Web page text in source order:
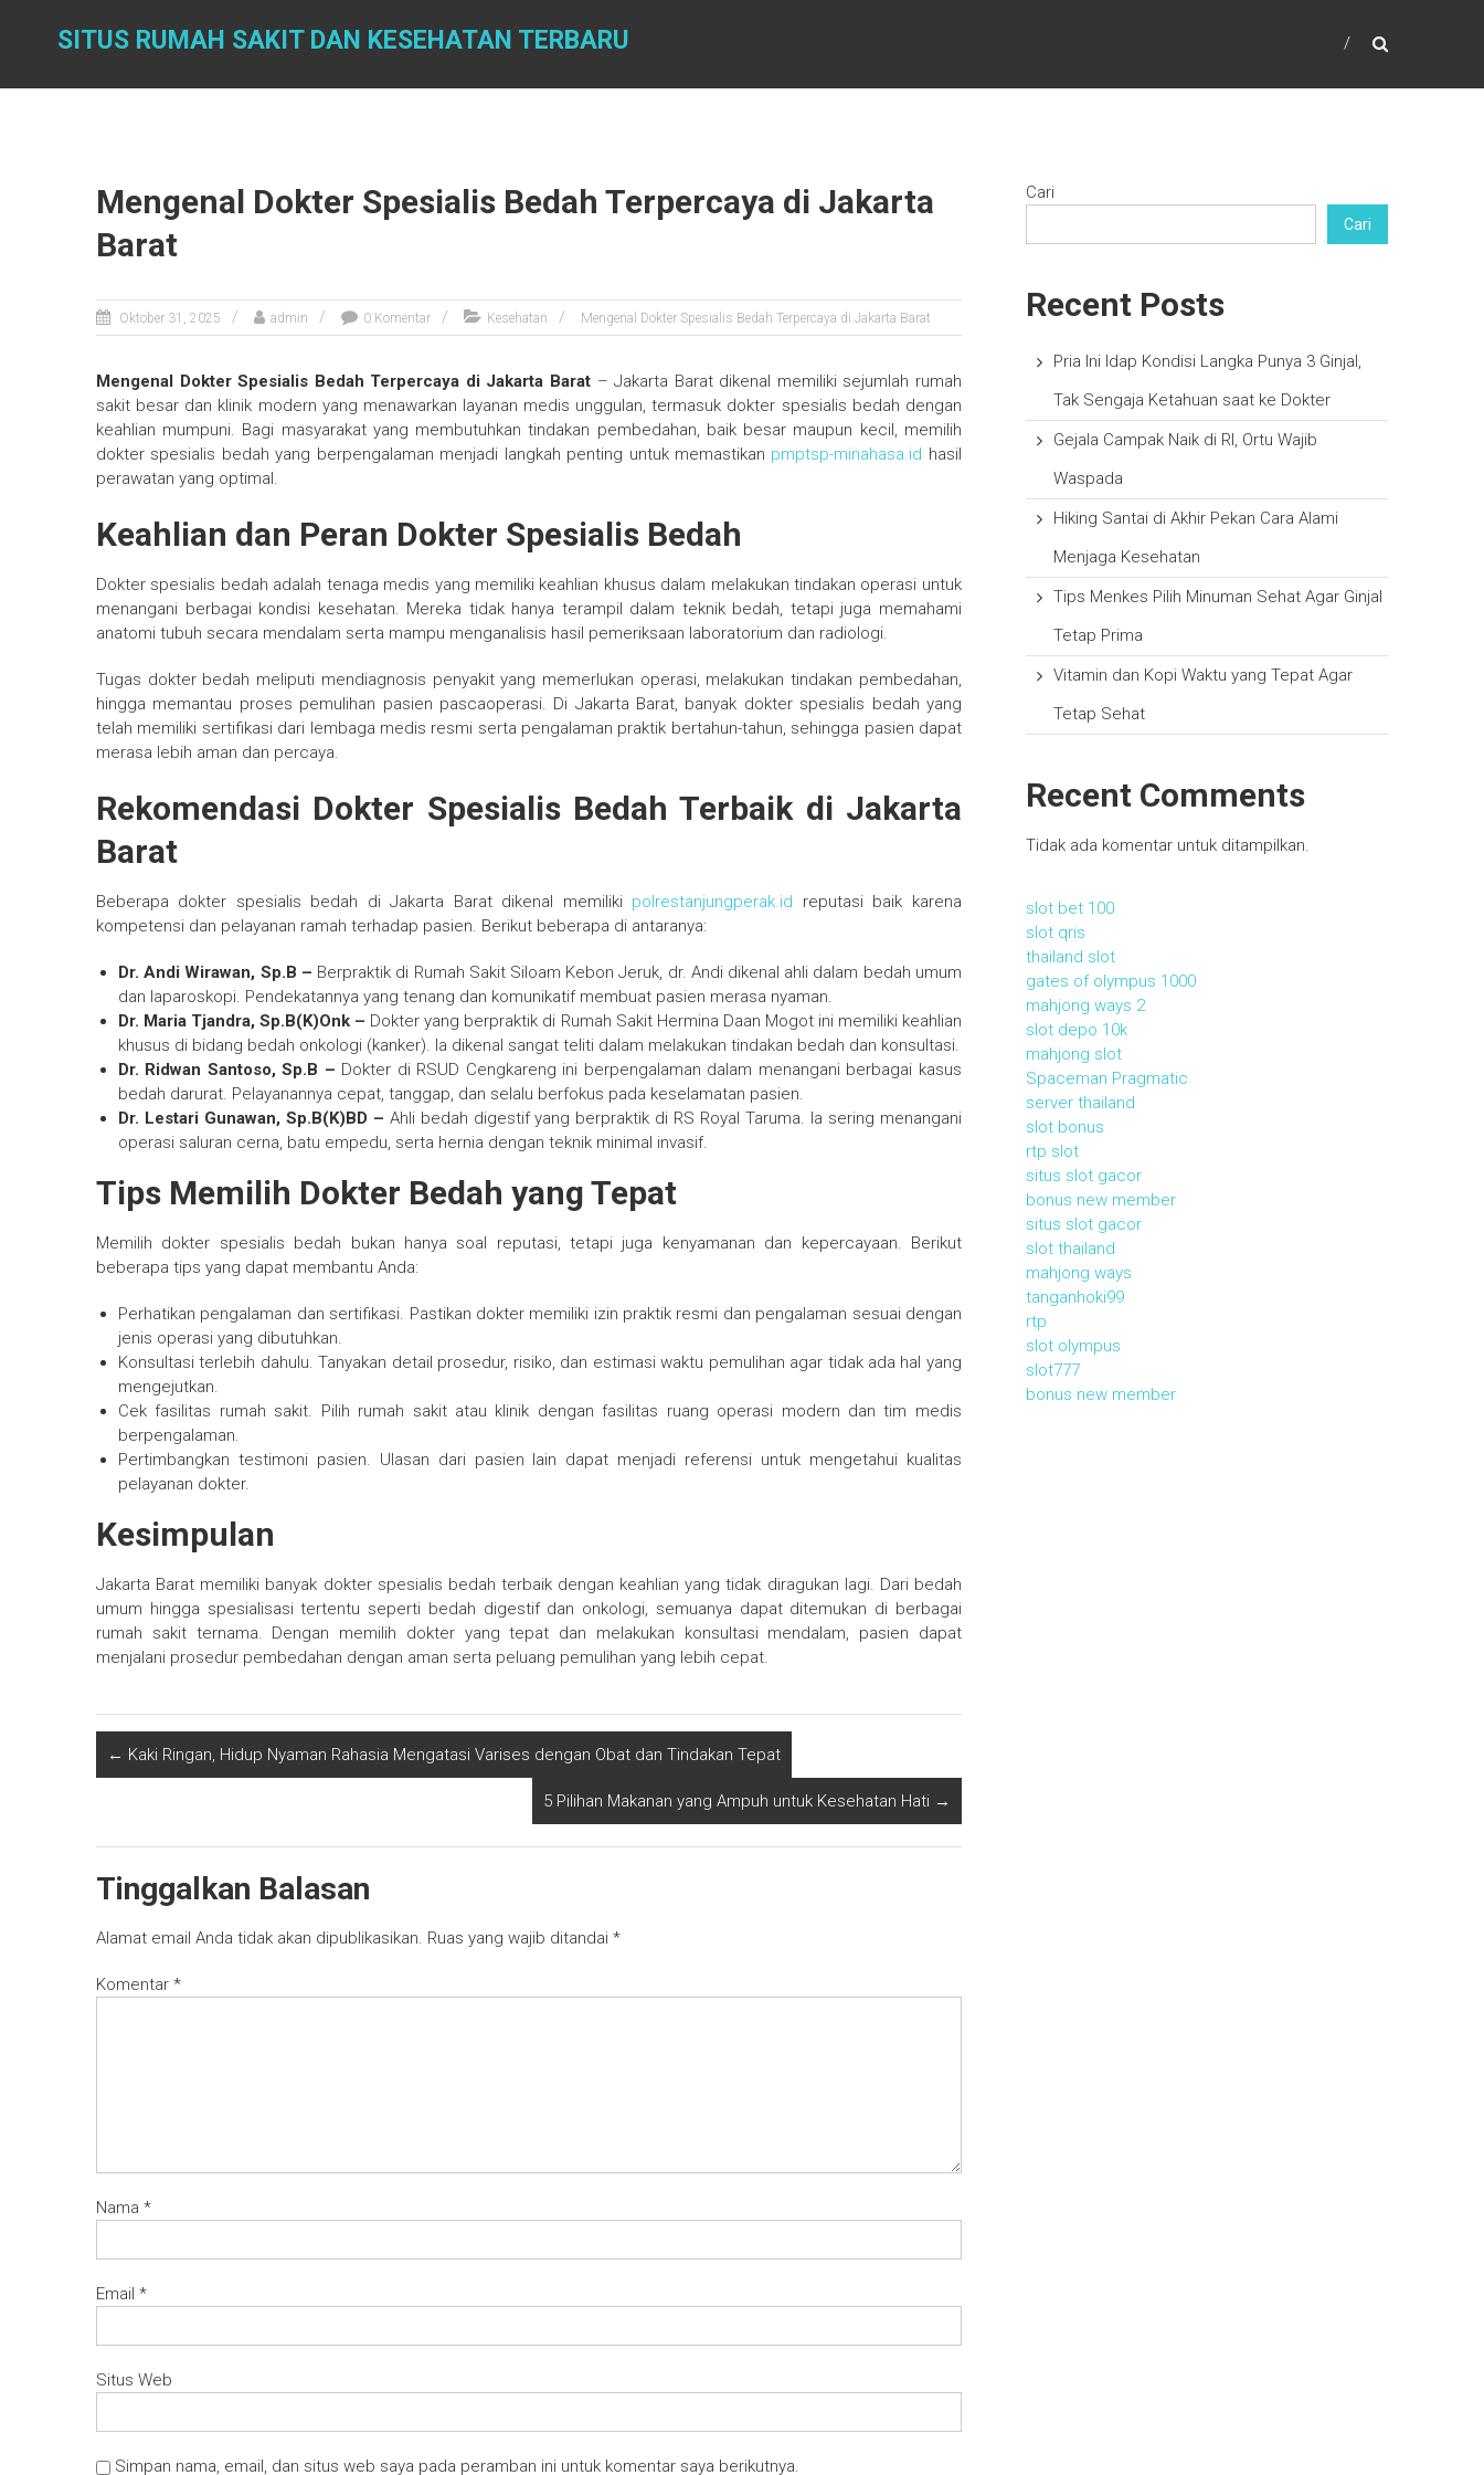
SITUS RUMAH SAKIT DAN KESEHATAN TERBARU
Mengenal Dokter Spesialis Bedah Terpercaya di Jakarta
Barat
Oktober 31, 2025 admin 0 Komentar Kesehatan Mengenal Dokter Spesialis Bedah Terpercaya di Jakarta Barat
Mengenal Dokter Spesialis Bedah Terpercaya di Jakarta Barat– Jakarta Barat dikenal memiliki sejumlah rumah
sakit besar dan klinik modern yang menawarkan layanan medis unggulan, termasuk dokter spesialis bedah dengan
keahlian mumpuni. Bagi masyarakat yang membutuhkan tindakan pembedahan, baik besar maupun kecil, memilih
dokter spesialis bedah yang berpengalaman menjadi langkah penting untuk memastikan pmptsp-minahasa.id hasil
perawatan yang optimal.
Keahlian dan Peran Dokter Spesialis Bedah
Dokter spesialis bedah adalah tenaga medis yang memiliki keahlian khusus dalam melakukan tindakan operasi untuk
menangani berbagai kondisi kesehatan. Mereka tidak hanya terampil dalam teknik bedah, tetapi juga memahami
anatomi tubuh secara mendalam serta mampu menganalisis hasil pemeriksaan laboratorium dan radiologi.
Tugas dokter bedah meliputi mendiagnosis penyakit yang memerlukan operasi, melakukan tindakan pembedahan,
hingga memantau proses pemulihan pasien pascaoperasi. Di Jakarta Barat, banyak dokter spesialis bedah yang
telah memiliki sertifikasi dari lembaga medis resmi serta pengalaman praktik bertahun-tahun, sehingga pasien dapat
merasa lebih aman dan percaya.
Rekomendasi Dokter Spesialis Bedah Terbaik di Jakarta
Barat
Beberapa dokter spesialis bedah di Jakarta Barat dikenal memiliki polrestanjungperak.id reputasi baik karena
kompetensi dan pelayanan ramah terhadap pasien. Berikut beberapa di antaranya:
Dr. Andi Wirawan, Sp.B – Berpraktik di Rumah Sakit Siloam Kebon Jeruk, dr. Andi dikenal ahli dalam bedah umum
dan laparoskopi. Pendekatannya yang tenang dan komunikatif membuat pasien merasa nyaman.
Dr. Maria Tjandra, Sp.B(K)Onk – Dokter yang berpraktik di Rumah Sakit Hermina Daan Mogot ini memiliki keahlian
khusus di bidang bedah onkologi (kanker). Ia dikenal sangat teliti dalam melakukan tindakan bedah dan konsultasi.
Dr. Ridwan Santoso, Sp.B – Dokter di RSUD Cengkareng ini berpengalaman dalam menangani berbagai kasus
bedah darurat. Pelayanannya cepat, tanggap, dan selalu berfokus pada keselamatan pasien.
Dr. Lestari Gunawan, Sp.B(K)BD – Ahli bedah digestif yang berpraktik di RS Royal Taruma. Ia sering menangani
operasi saluran cerna, batu empedu, serta hernia dengan teknik minimal invasif.
Tips Memilih Dokter Bedah yang Tepat
Memilih dokter spesialis bedah bukan hanya soal reputasi, tetapi juga kenyamanan dan kepercayaan. Berikut
beberapa tips yang dapat membantu Anda:
Perhatikan pengalaman dan sertifikasi. Pastikan dokter memiliki izin praktik resmi dan pengalaman sesuai dengan
jenis operasi yang dibutuhkan.
Konsultasi terlebih dahulu. Tanyakan detail prosedur, risiko, dan estimasi waktu pemulihan agar tidak ada hal yang
mengejutkan.
Cek fasilitas rumah sakit. Pilih rumah sakit atau klinik dengan fasilitas ruang operasi modern dan tim medis
berpengalaman.
Pertimbangkan testimoni pasien. Ulasan dari pasien lain dapat menjadi referensi untuk mengetahui kualitas
pelayanan dokter.
Kesimpulan
Jakarta Barat memiliki banyak dokter spesialis bedah terbaik dengan keahlian yang tidak diragukan lagi. Dari bedah
umum hingga spesialisasi tertentu seperti bedah digestif dan onkologi, semuanya dapat ditemukan di berbagai
rumah sakit ternama. Dengan memilih dokter yang tepat dan melakukan konsultasi mendalam, pasien dapat
menjalani prosedur pembedahan dengan aman serta peluang pemulihan yang lebih cepat.
← Kaki Ringan, Hidup Nyaman Rahasia Mengatasi Varises dengan Obat dan Tindakan Tepat
5 Pilihan Makanan yang Ampuh untuk Kesehatan Hati →
Tinggalkan Balasan
Alamat email Anda tidak akan dipublikasikan. Ruas yang wajib ditandai *
Komentar *
Nama *
Email *
Situs Web
Simpan nama, email, dan situs web saya pada peramban ini untuk komentar saya berikutnya.
Cari
Cari
Recent Posts
Pria Ini Idap Kondisi Langka Punya 3 Ginjal,
Tak Sengaja Ketahuan saat ke Dokter
Gejala Campak Naik di RI, Ortu Wajib
Waspada
Hiking Santai di Akhir Pekan Cara Alami
Menjaga Kesehatan
Tips Menkes Pilih Minuman Sehat Agar Ginjal
Tetap Prima
Vitamin dan Kopi Waktu yang Tepat Agar
Tetap Sehat
Recent Comments
Tidak ada komentar untuk ditampilkan.
slot bet 100
slot qris
thailand slot
gates of olympus 1000
mahjong ways 2
slot depo 10k
mahjong slot
Spaceman Pragmatic
server thailand
slot bonus
rtp slot
situs slot gacor
bonus new member
situs slot gacor
slot thailand
mahjong ways
tanganhoki99
rtp
slot olympus
slot777
bonus new member